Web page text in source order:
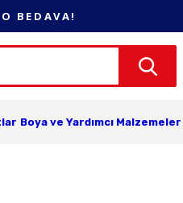
BEDAVA!
Boya ve Yardımcı Malzemeler